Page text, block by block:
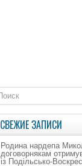
СВЕЖИЕ ЗАПИСИ
Родина нардепа
договорнякам
із Подільсько-